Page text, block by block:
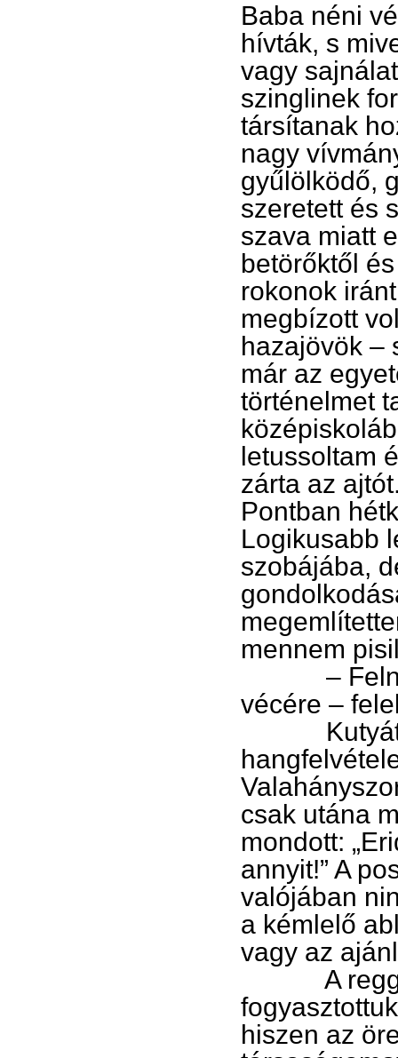
Baba néni
hívták, s
vagy
szinglinek
társítanak
nagy
gyűlölködő,
szeretett és
szava miatt
betörőktől
rokonok
megbízott
hazajövök –
már az
történelmet
letussoltam
zárta az
Pontban
Logikusabb
szobájába,
mennem
– Felnőtt
vécére –
Kutyát
csak utána
mondott:
annyit!” A
valójában
a kémlelő
vagy az
A reggelit
hiszen az